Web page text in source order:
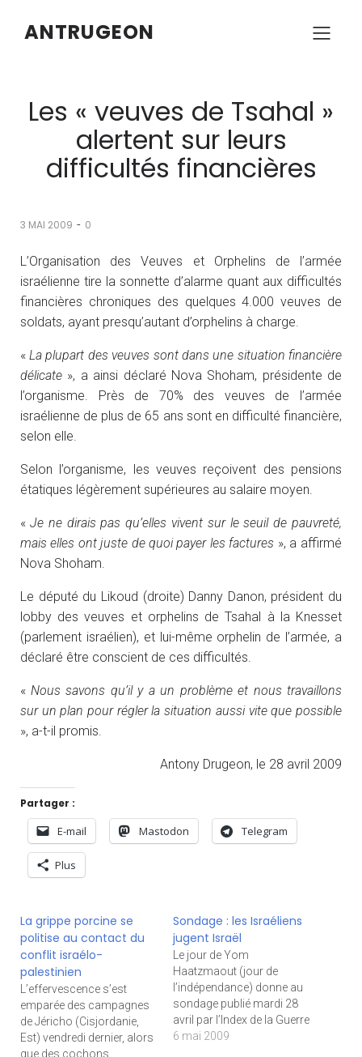
ANTRUGEON
Les « veuves de Tsahal »
alertent sur leurs
difficultés financières
3 MAI 2009 - 0
L’Organisation des Veuves et Orphelins de l’armée
israélienne tire la sonnette d’alarme quant aux difficultés
financières chroniques des quelques 4.000 veuves de
soldats, ayant presqu’autant d’orphelins à charge.
« La plupart des veuves sont dans une situation financière
délicate », a ainsi déclaré Nova Shoham, présidente de
l’organisme. Près de 70% des veuves de l’armée
israélienne de plus de 65 ans sont en difficulté financière,
selon elle.
Selon l’organisme, les veuves reçoivent des pensions
étatiques légèrement supérieures au salaire moyen.
« Je ne dirais pas qu’elles vivent sur le seuil de pauvreté,
mais elles ont juste de quoi payer les factures », a affirmé
Nova Shoham.
Le député du Likoud (droite) Danny Danon, président du
lobby des veuves et orphelins de Tsahal à la Knesset
(parlement israélien), et lui-même orphelin de l’armée, a
déclaré être conscient de ces difficultés.
« Nous savons qu’il y a un problème et nous travaillons
sur un plan pour régler la situation aussi vite que possible
», a-t-il promis.
Antony Drugeon, le 28 avril 2009
Partager :
E-mail Mastodon Telegram
Plus
La grippe porcine se
politise au contact du
conflit israélo-
palestinien
L’effervescence s’est
emparée des campagnes
de Jéricho (Cisjordanie,
Est) vendredi dernier, alors
que des cochons
Sondage : les Israéliens
jugent Israël
Le jour de Yom
Haatzmaout (jour de
l’indépendance) donne au
sondage publié mardi 28
avril par l’Index de la Guerre
et de la Paix une
6 mai 2009